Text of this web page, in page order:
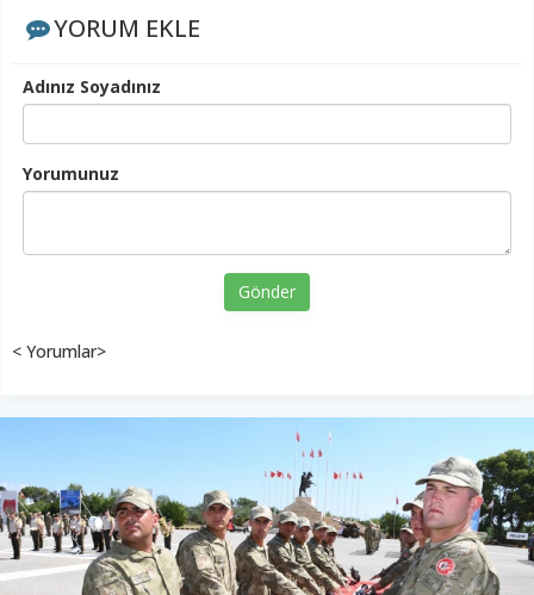
YORUM EKLE
Adınız Soyadınız
Yorumunuz
Gönder
< Yorumlar>